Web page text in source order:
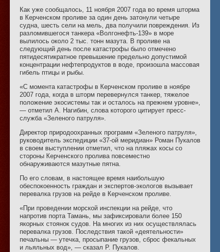
Как уже сообщалось, 11 ноября 2007 года во время шторма
в Керченском проливе за один день затонули четыре
судна, шесть сели на мель, два получили повреждения. Из
разломившегося танкера «Волгонефть-139» в море
вылилось около 2 тыс. тонн мазута. В проливе на
следующий день после катастрофы было отмечено
пятидесятикратное превышение предельно допустимой
концентрации нефтепродуктов в воде, произошла массовая
гибель птицы и рыбы.
«С момента катастрофы в Керченском проливе в ноябре
2007 года, когда в шторм перевернулся танкер, тяжелое
положение экосистемы так и осталось на прежнем уровне»,
— отметил А. Нагибин, слова которого цитирует пресс-
служба «Зеленого патруля».
Директор природоохранных программ «Зеленого патруля»,
руководитель экспедиции «37-ой меридиан» Роман Пукалов
в своем выступлении отметил, что на пляжах косы со
стороны Керченского пролива повсеместно
обнаруживаются мазутные пятна.
По его словам, в настоящее время наибольшую
обеспокоенность граждан и экспертов-экологов вызывает
перевалка грузов на рейде в Керченском проливе.
«При проведении морской инспекции на рейде, что
напротив порта Тамань, мы зафиксировали более 150
якорных стоянок судов. На многих из них осуществлялась
перевалка грузов. Последствия такой «деятельности»
печальны — утечка, просыпание грузов, сброс фекальных
и льяльных вод», — сказал Р. Пукалов.